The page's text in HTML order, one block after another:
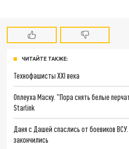
ЧИТАЙТЕ ТАКЖЕ:
Технофашисты XXI века
Оплеуха Маску. "Пора снять белые
Starlink
Даня с Дашей спаслись от боевиков
закончились